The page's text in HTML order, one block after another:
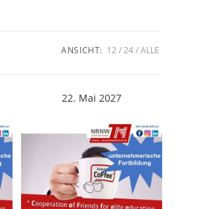
ANSICHT: 12 24 ALLE
22. Mai 2027